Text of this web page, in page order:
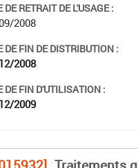
DE RETRAIT DE L'USAGE :
2008
DE FIN DE DISTRIBUTION :
2008
DE FIN D'UTILISATION :
2009